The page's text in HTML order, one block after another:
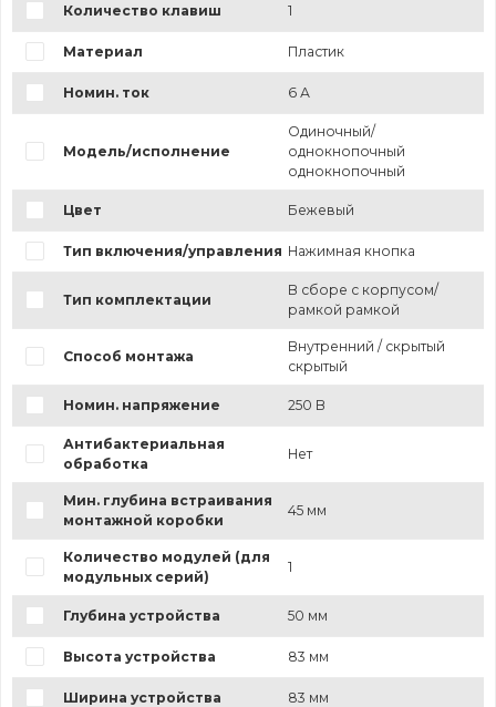
Количество клавиш 1
Материал Пластик
Номин. ток 6 А
Модель/исполнение
Одиночный/
однокнопочный
однокнопочный
Цвет Бежевый
Тип включения/управления Нажимная кнопка
Тип комплектации
В сборе с корпусом/
рамкой рамкой
Способ монтажа
Внутренний / скрытый
скрытый
Номин. напряжение 250 В
Антибактериальная
обработка
Нет
Мин. глубина встраивания
монтажной коробки
45 мм
Количество модулей (для
модульных серий)
1
Глубина устройства 50 мм
Высота устройства 83 мм
Ширина устройства 83 мм